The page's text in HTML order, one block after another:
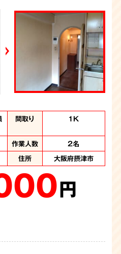
間取り 1K
作業人数
2名
住所 大阪府摂津市
円
間取り 2DK
作業人数
3名
住所 大阪府摂津市
円
間取り
3LDK
作業人数
3名
住所 大阪府摂津市
間取り
3DK
作業人数
2名
住所 摂津市
円